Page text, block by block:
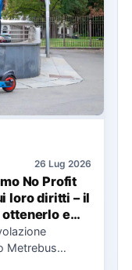
26 Lug 2026
No Profit
loro diritti – il
ottenerlo e
Metrebus